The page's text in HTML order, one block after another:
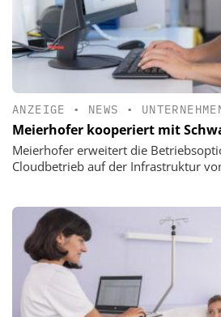
ANZEIGE • NEWS •
Meierhofer kooperiert mit
Meierhofer erweitert die
Cloudbetrieb auf der Infrastruktur von